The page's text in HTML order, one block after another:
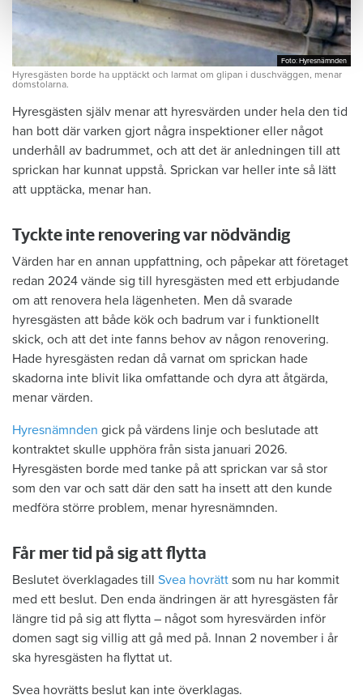
Foto: Hyresnämnden
Foto: Hyresnämnden
Hyresgästen borde ha upptäckt och larmat om glipan i duschväggen, menar
domstolarna.
Hyresgästen själv menar att hyresvärden under hela den tid
han bott där varken gjort några inspektioner eller något
underhåll av badrummet, och att det är anledningen till att
sprickan har kunnat uppstå. Sprickan var heller inte så lätt
att upptäcka, menar han.
Tyckte inte renovering var nödvändig
Värden har en annan uppfattning, och påpekar att företaget
redan 2024 vände sig till hyresgästen med ett erbjudande
om att renovera hela lägenheten. Men då svarade
hyresgästen att både kök och badrum var i funktionellt
skick, och att det inte fanns behov av någon renovering.
Hade hyresgästen redan då varnat om sprickan hade
skadorna inte blivit lika omfattande och dyra att åtgärda,
menar värden.
Hyresnämnden gick på värdens linje och beslutade att
kontraktet skulle upphöra från sista januari 2026.
Hyresgästen borde med tanke på att sprickan var så stor
som den var och satt där den satt ha insett att den kunde
medföra större problem, menar hyresnämnden.
Får mer tid på sig att flytta
Beslutet överklagades till Svea hovrätt som nu har kommit
med ett beslut. Den enda ändringen är att hyresgästen får
längre tid på sig att flytta – något som hyresvärden inför
domen sagt sig villig att gå med på. Innan 2 november i år
ska hyresgästen ha flyttat ut.
Svea hovrätts beslut kan inte överklagas.